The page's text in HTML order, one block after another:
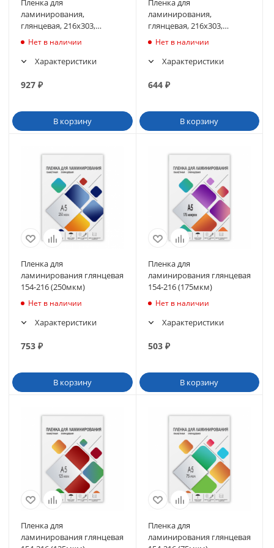
Пленка для
ламинирования,
глянцевая, 216х303,
175мкм
Нет в наличии
Характеристики
927 ₽
В корзину
Пленка для
ламинирования,
глянцевая, 216х303,
125мкм
Нет в наличии
Характеристики
644₽
В корзину
Пленка для
ламинирования глянцевая
154-216 (250мкм)
Нет в наличии
Характеристики
753 ₽
В корзину
Пленка для
ламинирования глянцевая
154-216 (175мкм)
Нет в наличии
Характеристики
503₽
В корзину
Пленка для
ламинирования глянцевая
Пленка для
ламинирования глянцевая